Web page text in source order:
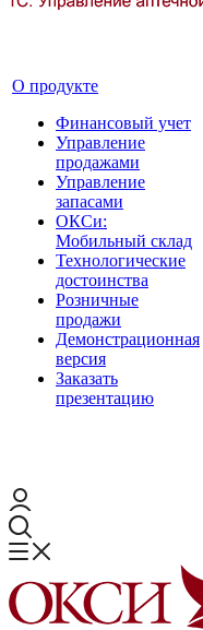
О продукте
Финансовый учет
Управление
продажами
Управление
запасами
ОКСи:
Мобильный склад
Технологические
достоинства
Розничные
продажи
Демонстрационная
версия
Заказать
презентацию